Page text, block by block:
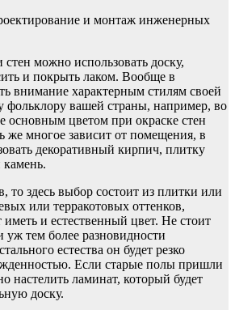
и монтаж инженерных
можно использовать доску,
и покрыть лаком. Вообще в
внимание характерным стилям своей
фольклору вашей страны, например, во
основным цветом при окраске стен
же многое зависит от помещения, в
декоративный кирпич, плитку
то здесь выбор состоит из плитки или
или терракотовых оттенков,
и естественный цвет. Не стоит
уж тем более разновидности
естества он будет резко
Если старые полы пришли
настелить ламинат, который будет
доску.